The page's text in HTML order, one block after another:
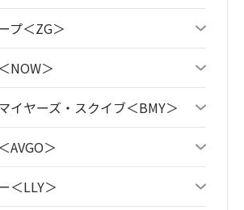
プ＜ZG＞
NOW＞
イヤーズ・スクイブ＜BMY＞
AVGO＞
＜LLY＞